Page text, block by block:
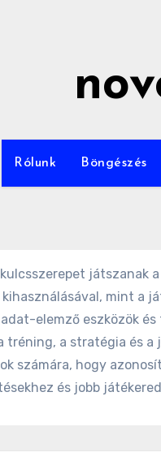
Rólunk Böngészés
játszanak
mint a
elemző eszközök
a stratégia és a
számára, hogy
és jobb